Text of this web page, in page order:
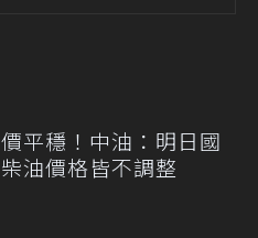
平穩！中油：明日國
油價格皆不調整